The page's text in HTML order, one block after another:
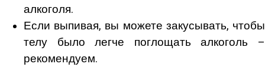
алкоголя.
Если выпивая, вы можете закусывать, чтобы
телу было легче поглощать алкоголь –
рекомендуем.